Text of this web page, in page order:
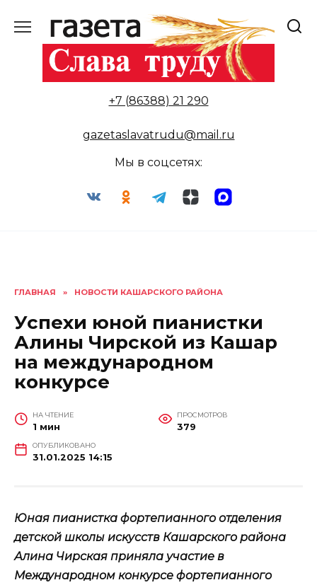
содержанию
+7 (86388) 21 290
gazetaslavatrudu@mail.ru
Мы в соцсетях:
ГЛАВНАЯ » НОВОСТИ КАШАРСКОГО РАЙОНА
Успехи юной пианистки
Алины Чирской из Кашар
на международном
конкурсе
НА ЧТЕНИЕ
1 мин
ПРОСМОТРОВ
379
ОПУБЛИКОВАНО
31.01.2025 14:15
Юная пианистка фортепианного отделения
детской школы искусств Кашарского района
Алина Чирская приняла участие в
Международном конкурсе фортепианного